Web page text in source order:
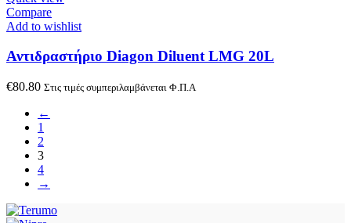
Compare
Add to wishlist
Αντιδραστήριο Diagon Diluent LMG 20L
€80.80 Στις τιμές συμπεριλαμβάνεται Φ.Π.Α
←
1
2
3
4
→